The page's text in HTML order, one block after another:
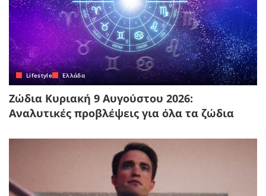
Lifestyle Ελλάδα
Ζώδια Κυριακή 9 Αυγούστου 2026:
Αναλυτικές προβλέψεις για όλα τα ζώδια